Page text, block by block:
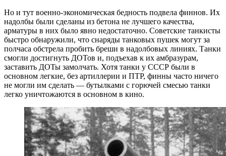
Но и тут военно-экономическая бедность подвела финнов. Их
надолбы были сделаны из бетона не лучшего качества,
арматуры в них было явно недостаточно. Советские танкисты
быстро обнаружили, что снаряды танковых пушек могут за
полчаса обстрела пробить бреши в надолбовых линиях. Танки
смогли достигнуть ДОТов и, подъехав к их амбразурам,
заставить ДОТы замолчать. Хотя танки у СССР были в
основном легкие, без артиллерии и ПТР, финны часто ничего
не могли им сделать — бутылками с горючей смесью танки
легко уничтожаются в основном в кино.